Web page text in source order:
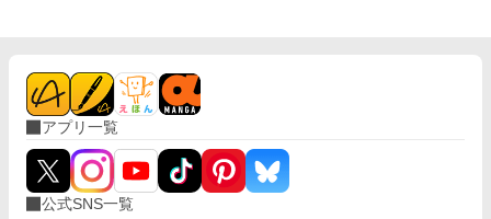
アプリ一覧
公式SNS一覧